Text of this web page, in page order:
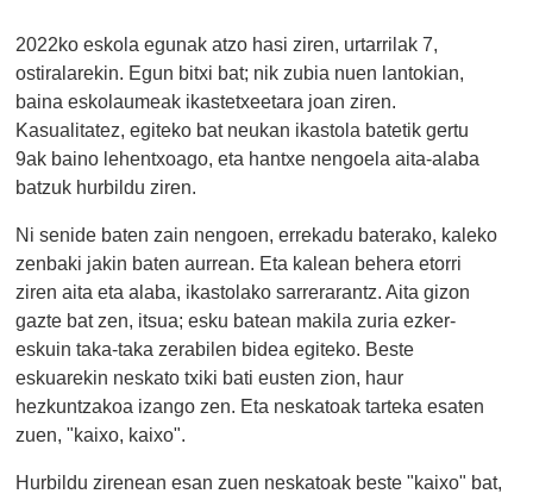
2022ko eskola egunak atzo hasi ziren, urtarrilak 7,
ostiralarekin. Egun bitxi bat; nik zubia nuen lantokian,
baina eskolaumeak ikastetxeetara joan ziren.
Kasualitatez, egiteko bat neukan ikastola batetik gertu
9ak baino lehentxoago, eta hantxe nengoela aita-alaba
batzuk hurbildu ziren.
Ni senide baten zain nengoen, errekadu baterako, kaleko
zenbaki jakin baten aurrean. Eta kalean behera etorri
ziren aita eta alaba, ikastolako sarrerarantz. Aita gizon
gazte bat zen, itsua; esku batean makila zuria ezker-
eskuin taka-taka zerabilen bidea egiteko. Beste
eskuarekin neskato txiki bati eusten zion, haur
hezkuntzakoa izango zen. Eta neskatoak tarteka esaten
zuen, "kaixo, kaixo".
Hurbildu zirenean esan zuen neskatoak beste "kaixo" bat,